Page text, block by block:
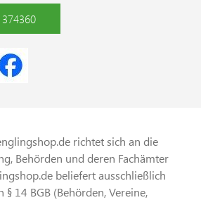
richtet sich an die
Behörden und deren Fachämter
beliefert ausschließlich
14 BGB (Behörden, Vereine,